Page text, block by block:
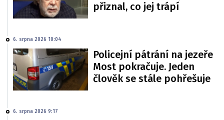
přiznal, co jej trápí
6. srpna 2026 10:04
Policejní pátrání na jezeře
Most pokračuje. Jeden
člověk se stále pohřešuje
6. srpna 2026 9:17